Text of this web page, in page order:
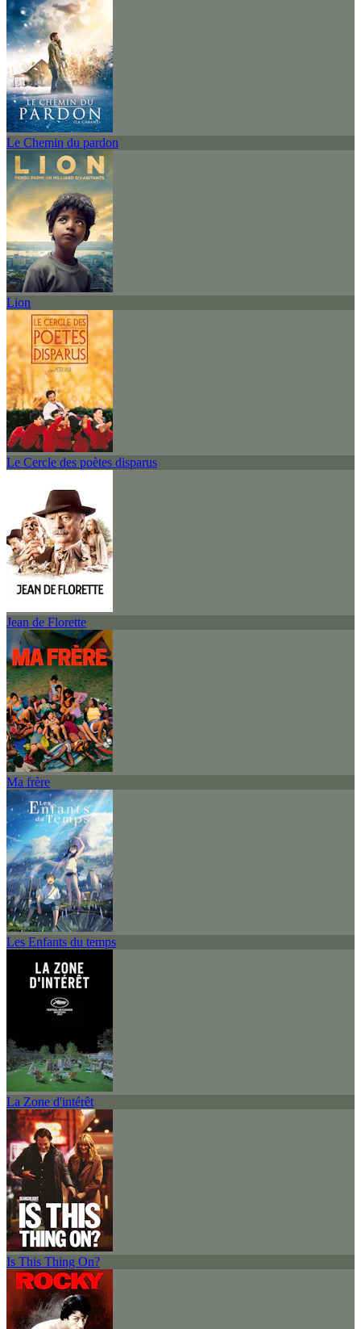
Le Chemin du pardon
Lion
Le Cercle des poètes disparus
Jean de Florette
Ma frère
Les Enfants du temps
La Zone d'intérêt
Is This Thing On?